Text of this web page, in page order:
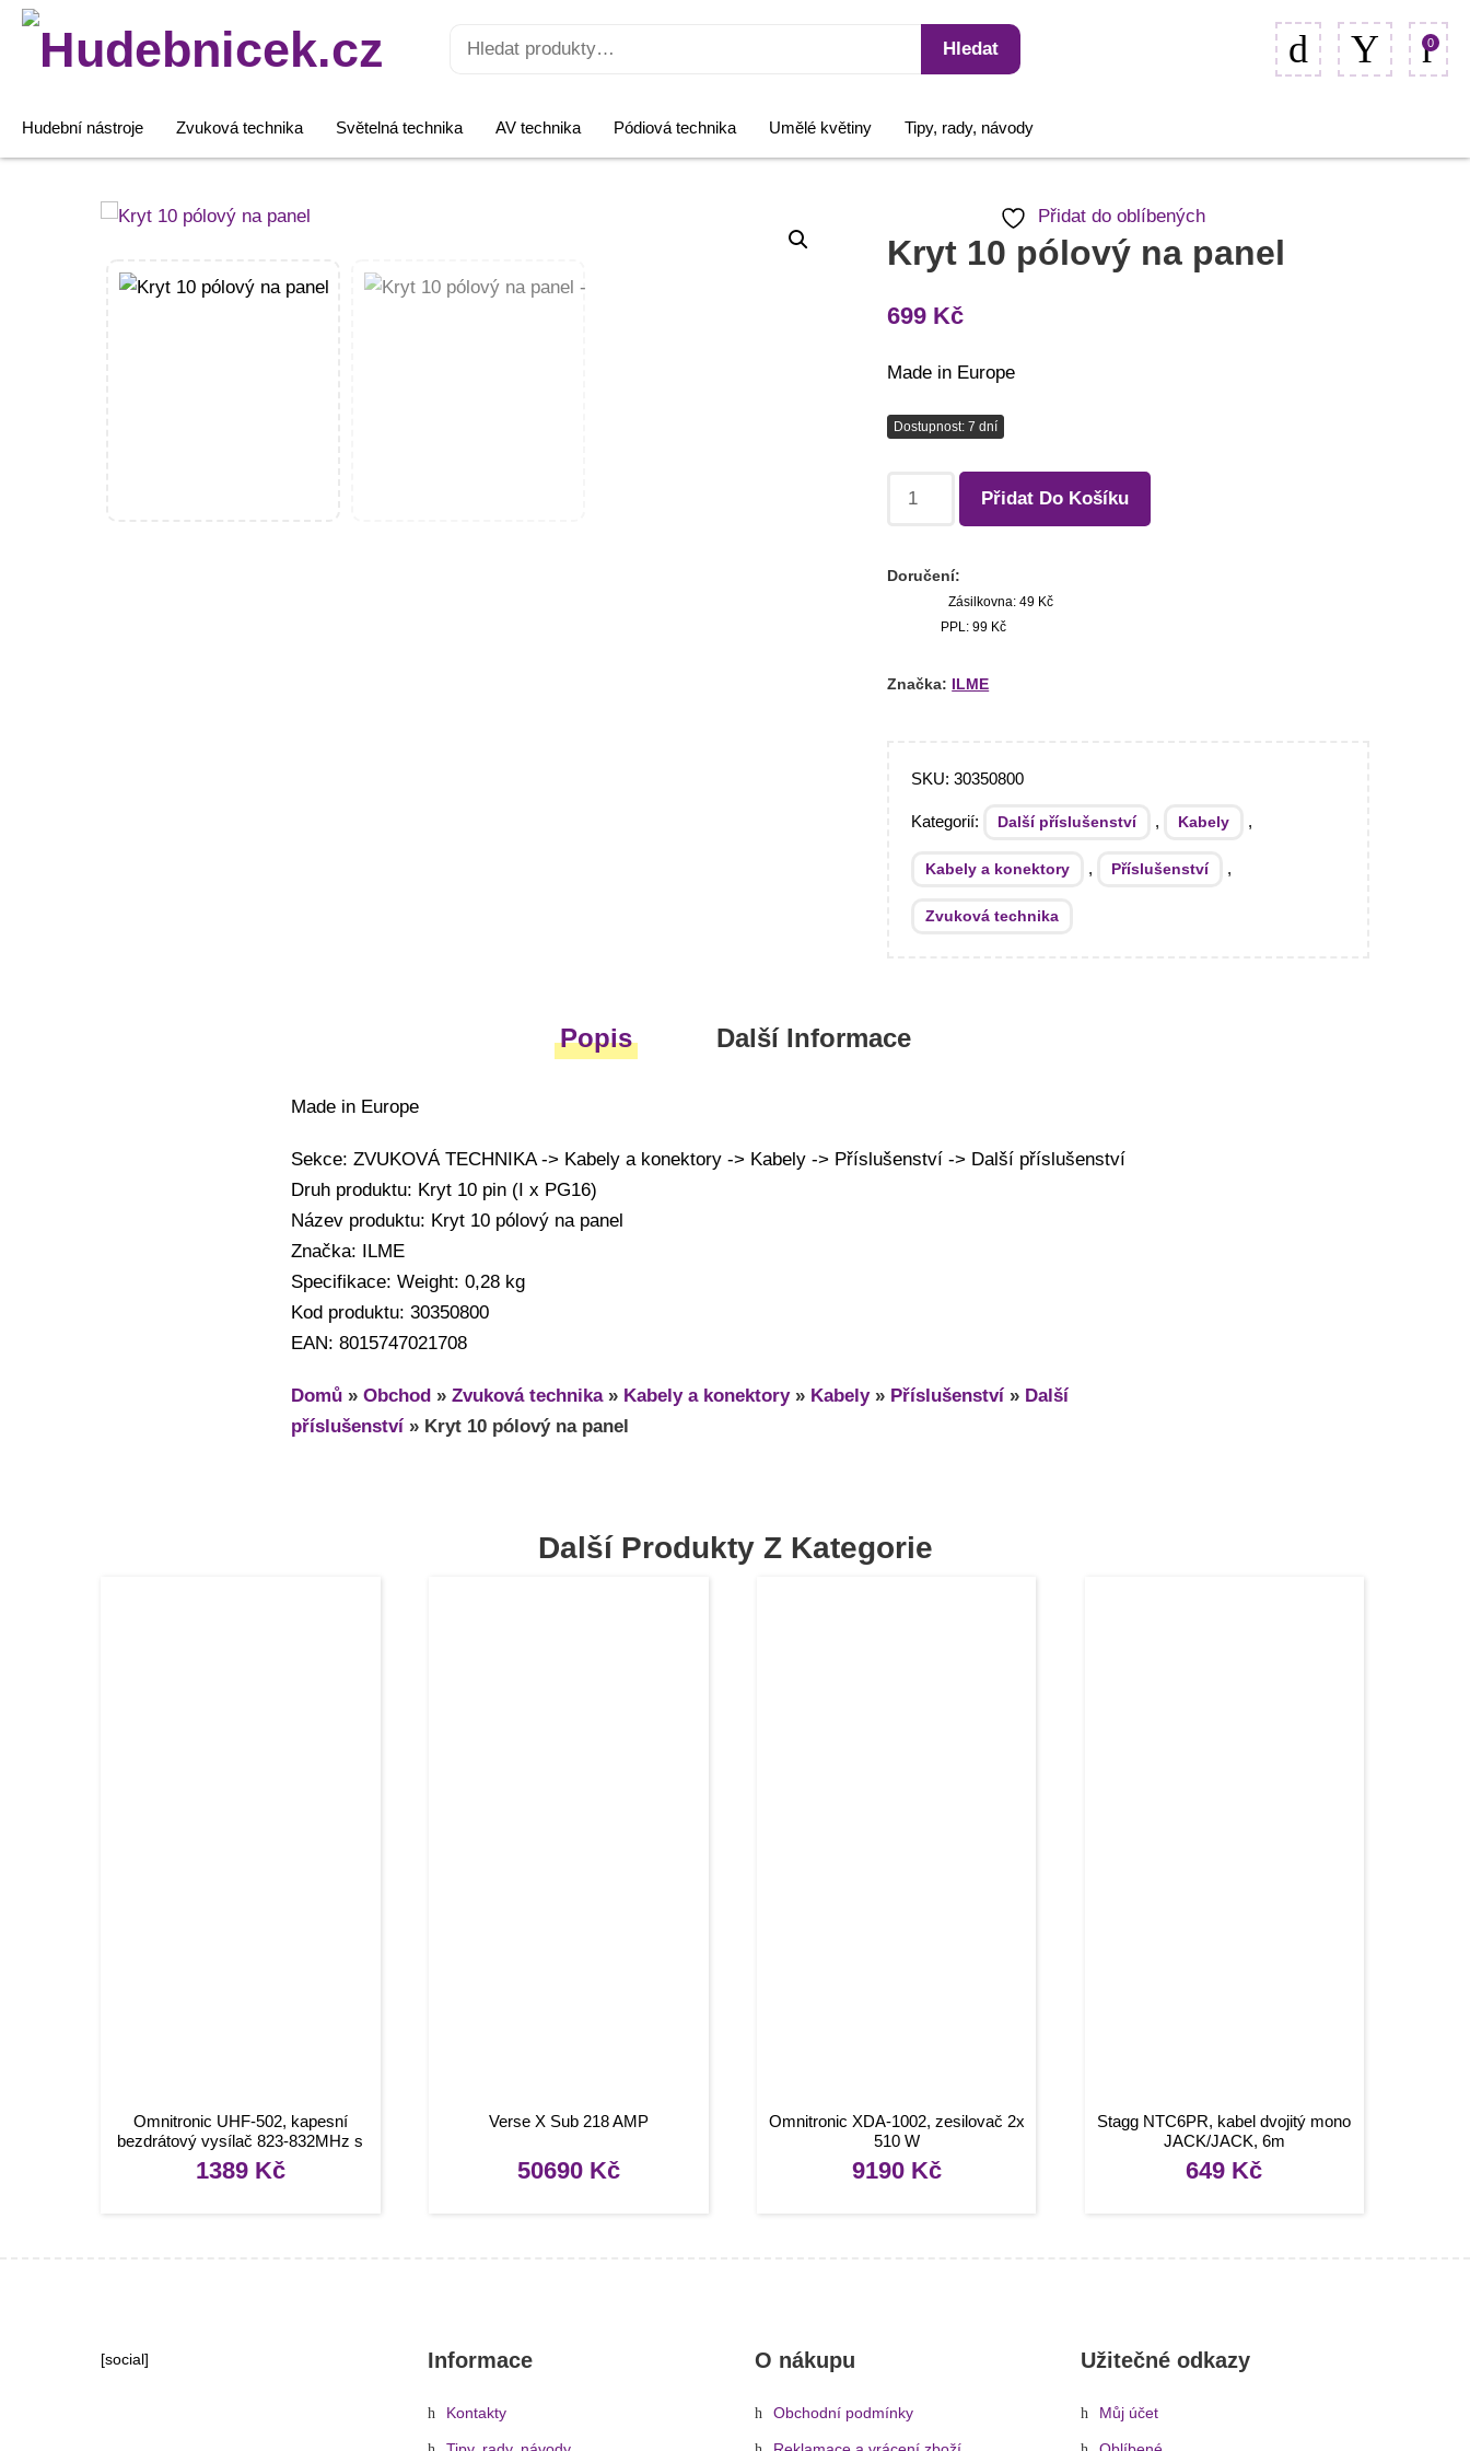
Hledat:
Hledat 0
Hudební nástroje Zvuková technika Světelná technika AV technika Pódiová technika Umělé květiny Tipy, rady, návody
Přidat do oblíbených
Kryt 10 pólový na panel
699 Kč
Made in Europe
Dostupnost: 7 dní
Kryt
pólový
Přidat Do Košíku
Doručení:
Zásilkovna: 49 Kč
PPL: 99 Kč
Značka: ILME
SKU:30350800
Kategorií: Další příslušenství , Kabely ,
Kabely a konektory , Příslušenství ,
Zvuková technika
Popis Další Informace
Made in Europe
Sekce: ZVUKOVÁ TECHNIKA -> Kabely a konektory -> Kabely -> Příslušenství -> Další příslušenství
Druh produktu: Kryt 10 pin (I x PG16)
Název produktu: Kryt 10 pólový na panel
Značka: ILME
Specifikace: Weight: 0,28 kg
Kod produktu: 30350800
EAN: 8015747021708
Domů » Obchod » Zvuková technika» Kabely a konektory» Kabely» Příslušenství » Další
příslušenství » Kryt 10 pólový na panel
Další Produkty Z Kategorie
Omnitronic UHF-502, kapesní
bezdrátový vysílač 823-832MHz s
klopovým mikrofonem
1389 Kč
Verse X Sub 218 AMP
50690 Kč
Omnitronic XDA-1002, zesilovač 2x
510 W
9190 Kč
Stagg NTC6PR, kabel dvojitý mono
JACK/JACK, 6m
649 Kč
[social] Informace
Kontakty
O nákupu
Obchodní podmínky
Užitečné odkazy
Můj účet